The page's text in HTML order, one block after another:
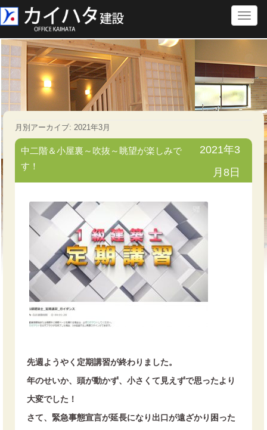
月別アーカイブ: 2021年3月
中二階＆小屋裏～吹抜～眺望が楽しみで
す！
2021年3
月8日
先週ようやく定期講習が終わりました。
年のせいか、頭が動かず、小さくて見えずで思ったより
大変でした！
さて、緊急事態宣言が延長になり出口が遠ざかり困った